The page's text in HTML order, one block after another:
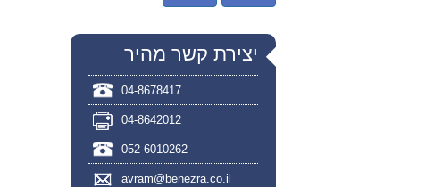
יצירת קשר מהיר
04-8678417
04-8642012
052-6010262
avram@benezra.co.il